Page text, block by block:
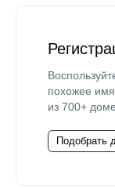
похожее
из 700+
Подобрать